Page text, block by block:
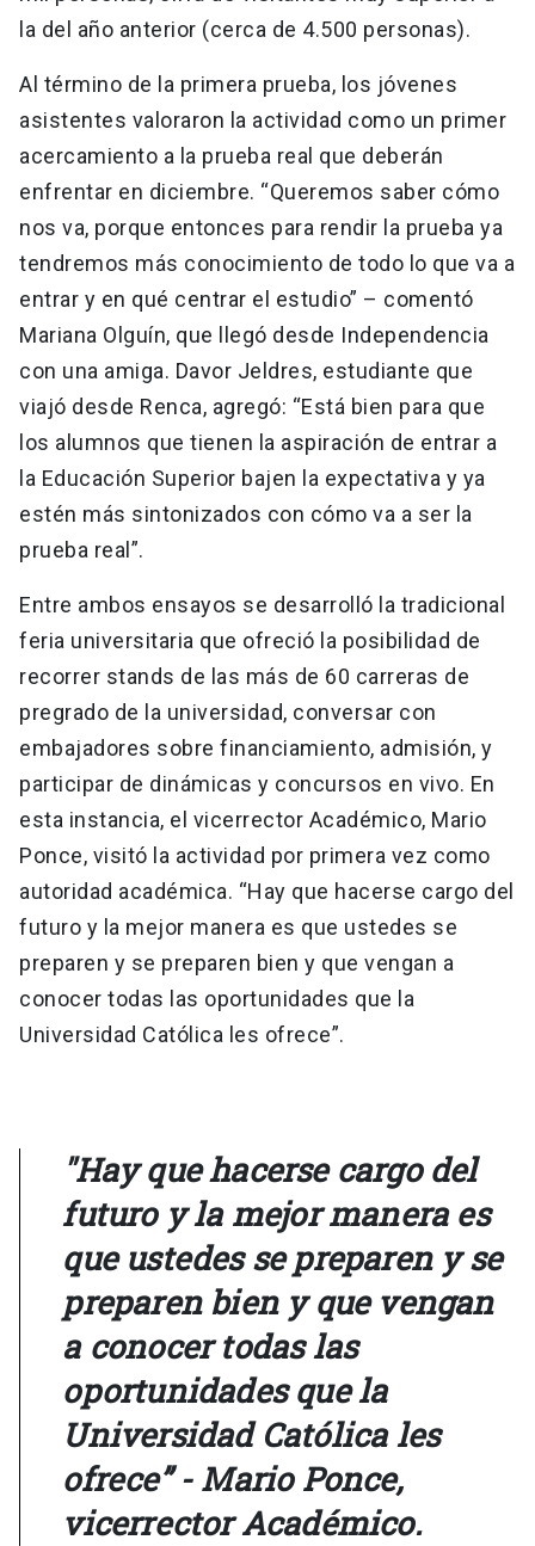
la del año anterior (cerca de 4.500 personas).
Al término de la primera prueba, los jóvenes
asistentes valoraron la actividad como un primer
acercamiento a la prueba real que deberán
enfrentar en diciembre. “Queremos saber cómo
nos va, porque entonces para rendir la prueba ya
tendremos más conocimiento de todo lo que va a
entrar y en qué centrar el estudio” – comentó
Mariana Olguín, que llegó desde Independencia
con una amiga. Davor Jeldres, estudiante que
viajó desde Renca, agregó: “Está bien para que
los alumnos que tienen la aspiración de entrar a
la Educación Superior bajen la expectativa y ya
estén más sintonizados con cómo va a ser la
prueba real”.
Entre ambos ensayos se desarrolló la tradicional
feria universitaria que ofreció la posibilidad de
recorrer stands de las más de 60 carreras de
pregrado de la universidad, conversar con
embajadores sobre financiamiento, admisión, y
participar de dinámicas y concursos en vivo. En
esta instancia, el vicerrector Académico, Mario
Ponce, visitó la actividad por primera vez como
autoridad académica. “Hay que hacerse cargo del
futuro y la mejor manera es que ustedes se
preparen y se preparen bien y que vengan a
conocer todas las oportunidades que la
Universidad Católica les ofrece”.
"Hay que hacerse cargo del
futuro y la mejor manera es
que ustedes se preparen y se
preparen bien y que vengan
a conocer todas las
oportunidades que la
Universidad Católica les
ofrece” - Mario Ponce,
vicerrector Académico.